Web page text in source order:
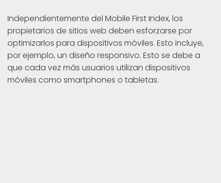
Independientemente del Mobile First Index, los
propietarios de sitios web deben esforzarse por
optimizarlos para dispositivos móviles. Esto incluye,
por ejemplo, un diseño responsivo. Esto se debe a
que cada vez más usuarios utilizan dispositivos
móviles como smartphones o tabletas.